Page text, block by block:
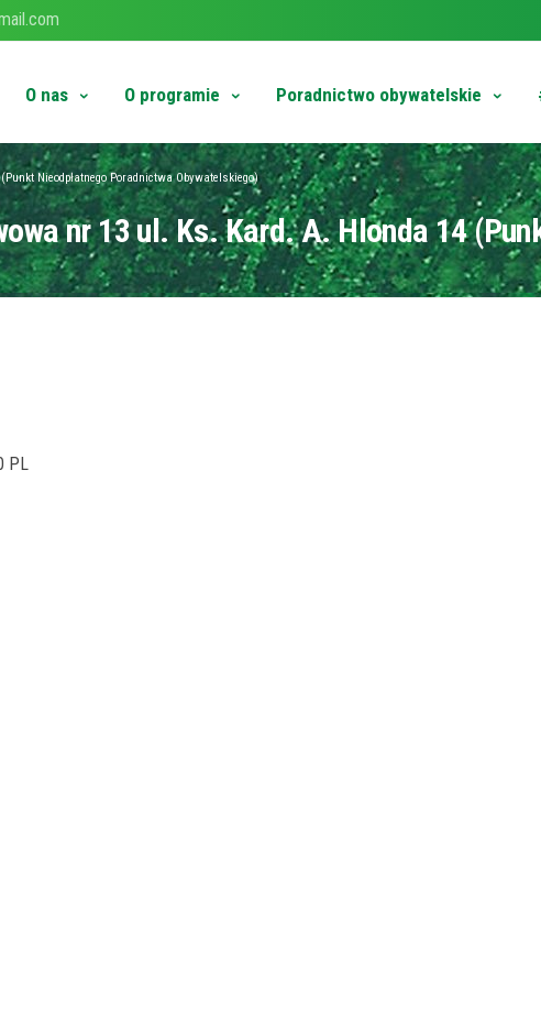
O nas O programie Poradnictwo obywatelskie
Nieodpłatnego Poradnictwa Obywatelskiego)
nr 13 ul. Ks. Kard. A. Hlonda 14
PL